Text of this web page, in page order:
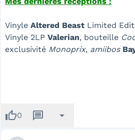
Vinyle Altered Beast Limited
Vinyle 2LP Valerian, bouteille
exclusivité Monoprix, amiibos
thumb_up0 message arrow_drop_down